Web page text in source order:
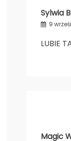
Sylwia
9
LUBIE
Magic